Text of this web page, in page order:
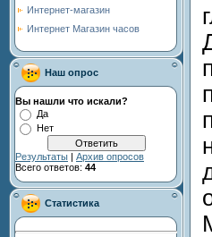
Интернет-магазин
Интернет Магазин часов
Наш опрос
Вы нашли что искали?
Да
Нет
Результаты | Архив опросов
Всего ответов: 44
Статистика